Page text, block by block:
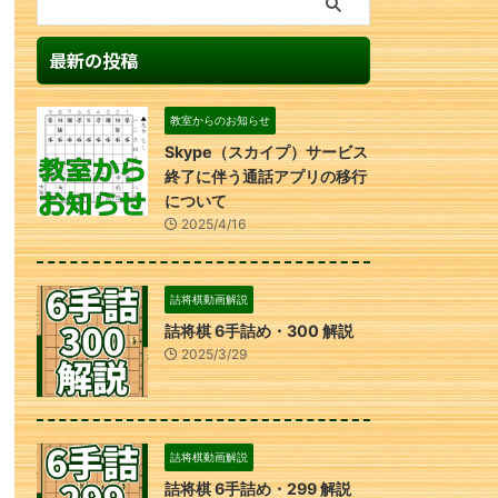
最新の投稿
教室からのお知らせ
Skype（スカイプ）サービス
終了に伴う通話アプリの移行
について
2025/4/16
詰将棋動画解説
詰将棋 6手詰め・300 解説
2025/3/29
詰将棋動画解説
詰将棋 6手詰め・299 解説